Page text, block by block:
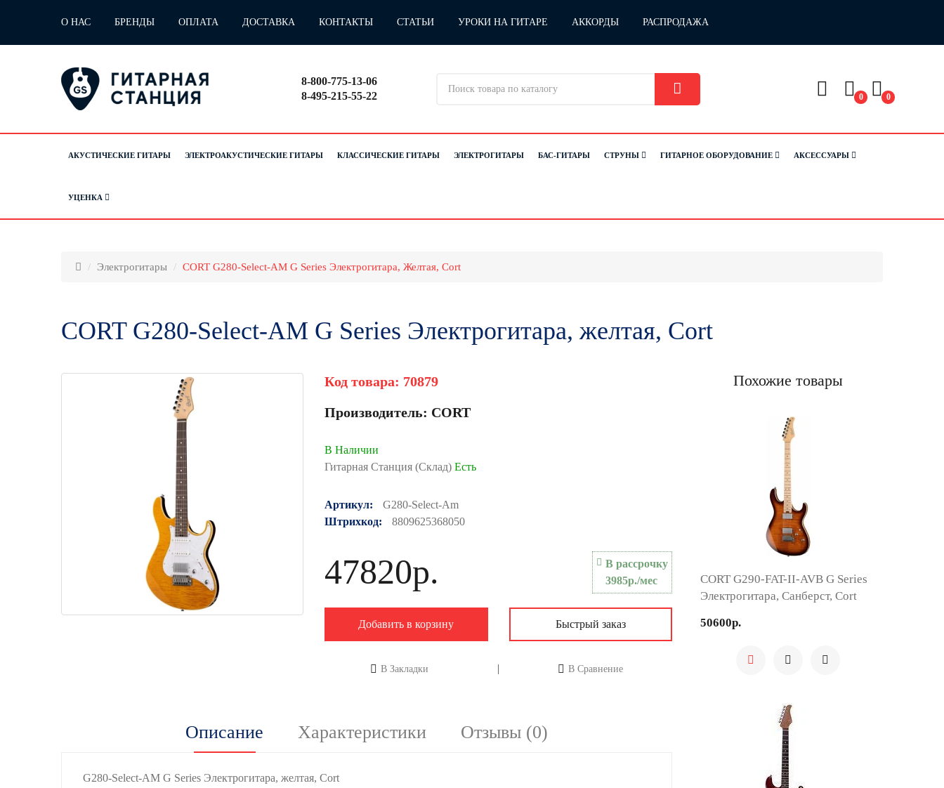
О НАС БРЕНДЫ ОПЛАТА ДОСТАВКА КОНТАКТЫ СТАТЬИ УРОКИ НА ГИТАРЕ АККОРДЫ РАСПРОДАЖА
8-800-775-13-06
8-495-215-55-22
0 0
АКУСТИЧЕСКИЕ ГИТАРЫ ЭЛЕКТРОАКУСТИЧЕСКИЕ ГИТАРЫ КЛАССИЧЕСКИЕ ГИТАРЫ ЭЛЕКТРОГИТАРЫ БАС-ГИТАРЫ СТРУНЫ ГИТАРНОЕ ОБОРУДОВАНИЕ АКСЕССУАРЫ
УЦЕНКА
Электрогитары CORT G280-Select-AM G Series Электрогитара, Желтая, Cort
CORT G280-Select-AM G Series Электрогитара, желтая, Cort
Код товара: 70879
Производитель: CORT
В Наличии
Гитарная Станция (Склад) Есть
Артикул:
G280-Select-Am
Штрихкод:
8809625368050
47820р.
В рассрочку
3985р./мес
Добавить в корзину Быстрый заказ
В Закладки В Сравнение
Описание Характеристики Отзывы (0)
G280-Select-AM G Series Электрогитара, желтая, Cort
Похожие товары
CORT G290-FAT-II-AVB G Series
Электрогитара, Санберст, Cort
50600р.